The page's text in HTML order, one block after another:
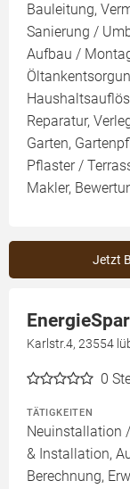
Bauleitung,
Sanierung /
Aufbau /
Reparatur,
Garten,
Pflaster /
Makler,
Jetzt
Karlstr.4, 23554
0
TÄTIGKEITEN
Neuinstallation
& Installation,
Berechnung,